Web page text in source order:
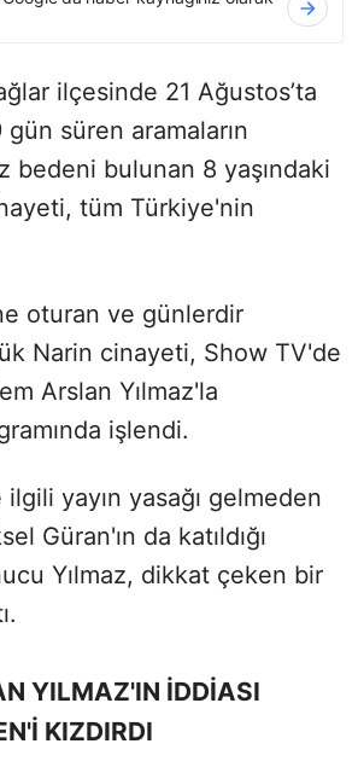
ilçesinde 21 Ağustos’ta
süren aramaların
bedeni bulunan 8 yaşındaki
tüm Türkiye'nin
oturan ve günlerdir
Narin cinayeti, Show TV'de
Arslan Yılmaz'la
işlendi.
yayın yasağı gelmeden
Güran'ın da katıldığı
Yılmaz, dikkat çeken bir
YILMAZ'IN İDDİASI
KIZDIRDI